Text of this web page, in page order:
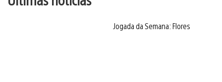
Jogada da Semana: Flores